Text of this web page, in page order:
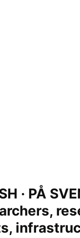
· PÅ